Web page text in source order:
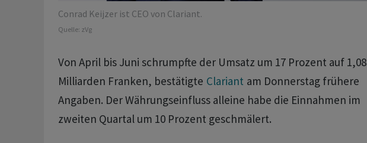
Conrad Keijzer ist CEO von Clariant.
Quelle: zVg
Von April bis Juni schrumpfte der Umsatz um 17 Prozent auf 1,08
Milliarden Franken, bestätigte Clariant am Donnerstag frühere
Angaben. Der Währungseinfluss alleine habe die Einnahmen im
zweiten Quartal um 10 Prozent geschmälert.